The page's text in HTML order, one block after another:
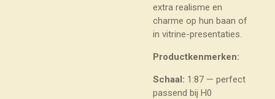
extra realisme en
charme op hun baan of
in vitrine-presentaties.
Productkenmerken:
Schaal: 1:87 — perfect
passend bij H0